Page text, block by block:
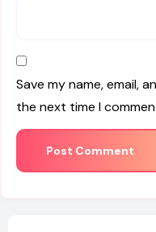
Save my name, email,
the next time I